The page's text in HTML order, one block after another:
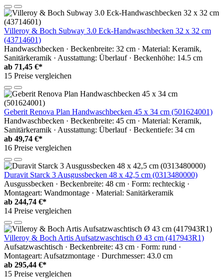
Villeroy & Boch Subway 3.0 Eck-Handwaschbecken 32 x 32 cm
(43714601)
Handwaschbecken · Beckenbreite: 32 cm · Material: Keramik,
Sanitärkeramik · Ausstattung: Überlauf · Beckenhöhe: 14.5 cm
ab 71,45 €*
15 Preise vergleichen
Geberit Renova Plan Handwaschbecken 45 x 34 cm (501624001)
Handwaschbecken · Beckenbreite: 45 cm · Material: Keramik,
Sanitärkeramik · Ausstattung: Überlauf · Beckentiefe: 34 cm
ab 49,74 €*
16 Preise vergleichen
Duravit Starck 3 Ausgussbecken 48 x 42,5 cm (0313480000)
Ausgussbecken · Beckenbreite: 48 cm · Form: rechteckig ·
Montageart: Wandmontage · Material: Sanitärkeramik
ab 244,74 €*
14 Preise vergleichen
Villeroy & Boch Artis Aufsatzwaschtisch Ø 43 cm (417943R1)
Aufsatzwaschtisch · Beckenbreite: 43 cm · Form: rund ·
Montageart: Aufsatzmontage · Durchmesser: 43.0 cm
ab 295,44 €*
15 Preise vergleichen